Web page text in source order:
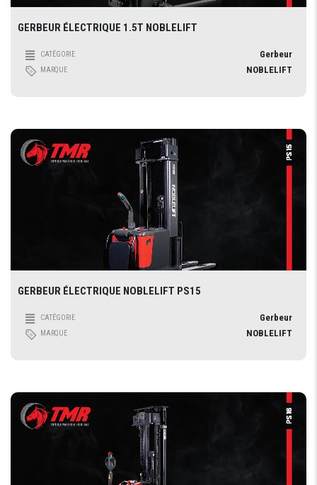
GERBEUR ÉLECTRIQUE 1.5T NOBLELIFT
CATÉGORIE Gerbeur
MARQUE NOBLELIFT
GERBEUR ÉLECTRIQUE NOBLELIFT PS15
CATÉGORIE Gerbeur
MARQUE NOBLELIFT